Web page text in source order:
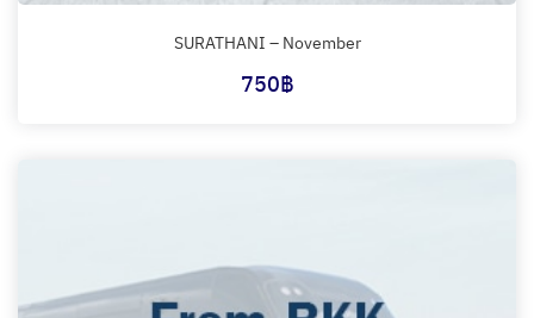
SURATHANI – November
750฿